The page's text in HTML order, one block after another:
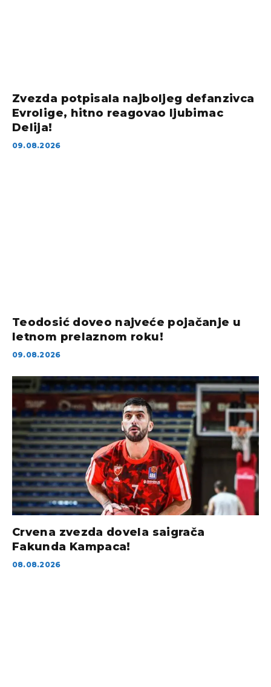
Zvezda potpisala najboljeg defanzivca
Evrolige, hitno reagovao ljubimac
Delija!
09.08.2026
Teodosić doveo najveće pojačanje u
letnom prelaznom roku!
09.08.2026
Crvena zvezda dovela saigrača
Fakunda Kampaca!
08.08.2026